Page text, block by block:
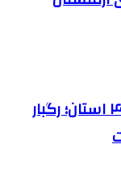
هشدار نارنجی هواشناسی برای ۴ استان؛ رگبار